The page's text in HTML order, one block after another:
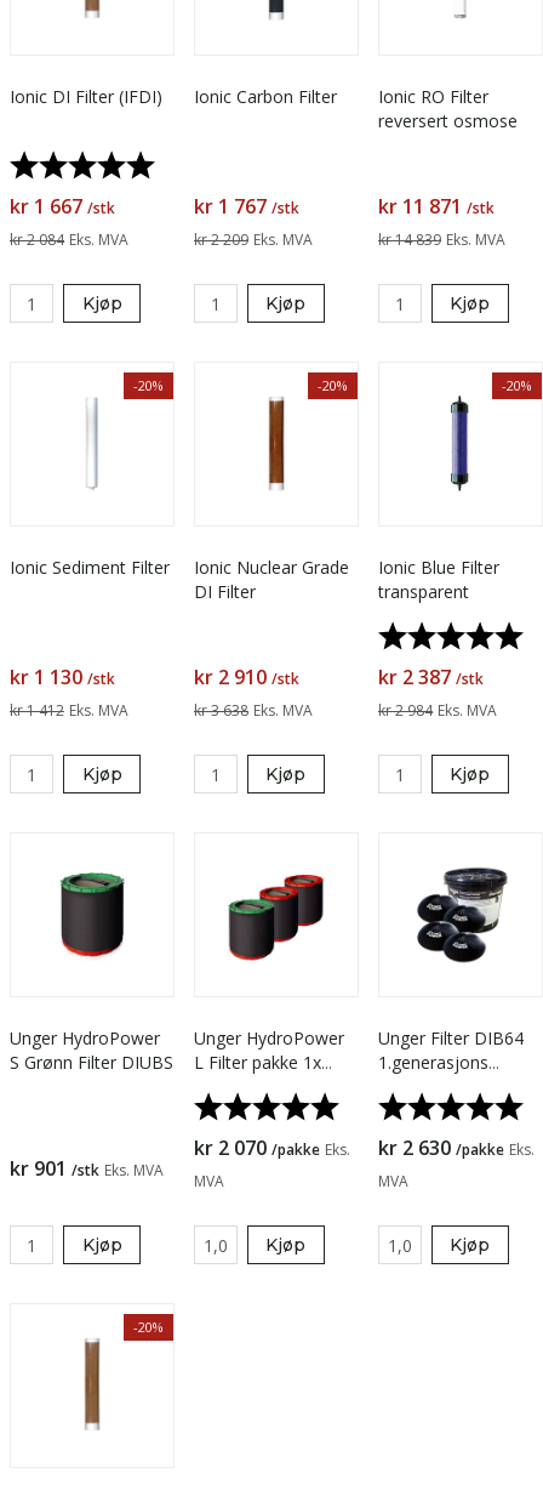
Ionic DI Filter (IFDI)
Karakter:
kr 1 667 /stk
kr 2 084 Eks. MVA
Kjøp
Ionic Carbon Filter
kr 1 767 /stk
kr 2 209 Eks. MVA
Kjøp
Ionic RO Filter
reversert osmose
kr 11 871 /stk
kr 14 839 Eks. MVA
Kjøp
-20%
Ionic Sediment Filter
kr 1 130 /stk
kr 1 412 Eks. MVA
Kjøp
-20%
Ionic Nuclear Grade
DI Filter
kr 2 910 /stk
kr 3 638 Eks. MVA
Kjøp
-20%
Ionic Blue Filter
transparent
Karakter:
kr 2 387 /stk
kr 2 984 Eks. MVA
Kjøp
Unger HydroPower
S Grønn Filter DIUBS
kr 901 /stk Eks. MVA
Kjøp
Unger HydroPower
L Filter pakke 1x
grønn 2x rød
Karakter:
5.0 av 5 mulige
kr 2 070 /pakke Eks.
MVA
Kjøp
Unger Filter DIB64
1.generasjons
Hydropower, bøtte
med 4 stk
Karakter:
kr 2 630 /pakke Eks.
MVA
Kjøp
-20%